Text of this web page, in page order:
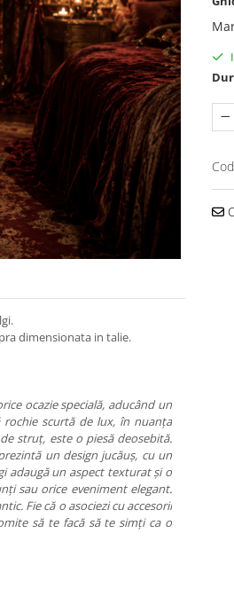
dimensionata in talie.
ocazie specială, aducând un
scurtă de lux, în nuanța
struț, este o piesă deosebită.
un design jucăuș, cu un
adaugă un aspect texturat și o
sau orice eveniment elegant.
Fie că o asociezi cu accesorii
să te facă să te simți ca o